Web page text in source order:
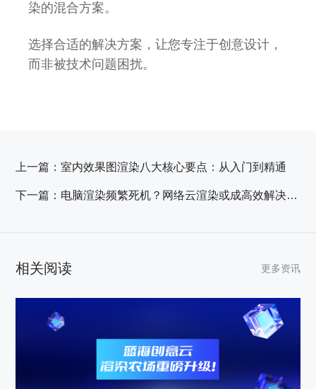
染的混合方案。
选择合适的解决方案，让您专注于创意设计，
而非被技术问题困扰。
上一篇： 室内效果图渲染八大核心要点：从入门到精通
下一篇： 电脑渲染频繁死机？网络云渲染或成高效解决方案：快速稳定，告别崩溃
相关阅读 更多资讯